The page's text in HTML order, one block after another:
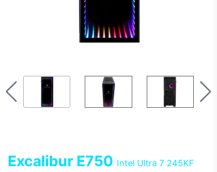
Excalibur E750 Intel Ultra 7 245KF